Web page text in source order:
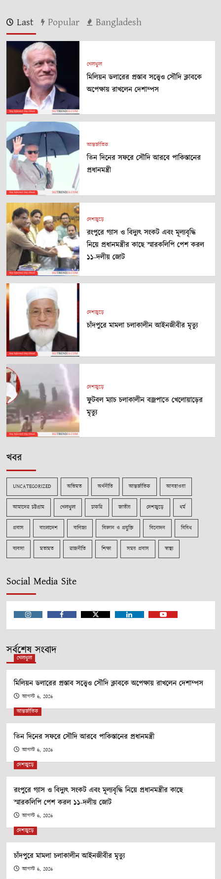
Last Popular Bangladesh
খেলাধুলা
মিলিয়ন ডলারের প্রস্তাব সত্ত্বেও সৌদি ক্লাবকে
অপেক্ষায় রাখলেন দেশাম্পস
আন্তর্জাতিক
তিন দিনের সফরে সৌদি আরবে পাকিস্তানের
প্রধানমন্ত্রী
দেশজুড়ে
রংপুরে গ্যাস ও বিদ্যুৎ সংকট এবং মূল্যবৃদ্ধি
নিয়ে প্রধানমন্ত্রীর কাছে স্মারকলিপি পেশ করল
১১-দলীয় জোট
দেশজুড়ে
চাঁদপুরে মামলা চলাকালীন আইনজীবীর মৃত্যু
দেশজুড়ে
ফুটবল ম্যাচ চলাকালীন বজ্রপাতে খেলোয়াড়ের
মৃত্যু
খবর
UNCATEGORIZED অভিমত অর্থনীতি আন্তর্জাতিক আবহাওয়া
আমাদের চট্টগ্রাম খেলাধুলা চাকরি জাতীয় দেশজুড়ে ধর্ম
প্রবাস বাংলাদেশ বাণিজ্য বিজ্ঞান ও প্রযুক্তি বিনোদন বিবিধ
ব্যবসা মতামত রাজনীতি শিক্ষা সময় প্রবাস স্বাস্থ্য
Social Media Site
Instagram Facebook Twitter Linkedin Youtube
সর্বশেষ সংবাদ
খেলাধুলা
মিলিয়ন ডলারের প্রস্তাব সত্ত্বেও সৌদি ক্লাবকে অপেক্ষায় রাখলেন দেশাম্পস
আগস্ট 6, 2026
আন্তর্জাতিক
তিন দিনের সফরে সৌদি আরবে পাকিস্তানের প্রধানমন্ত্রী
আগস্ট 6, 2026
দেশজুড়ে
রংপুরে গ্যাস ও বিদ্যুৎ সংকট এবং মূল্যবৃদ্ধি নিয়ে প্রধানমন্ত্রীর কাছে
স্মারকলিপি পেশ করল ১১-দলীয় জোট
আগস্ট 6, 2026
দেশজুড়ে
চাঁদপুরে মামলা চলাকালীন আইনজীবীর মৃত্যু
আগস্ট 6, 2026